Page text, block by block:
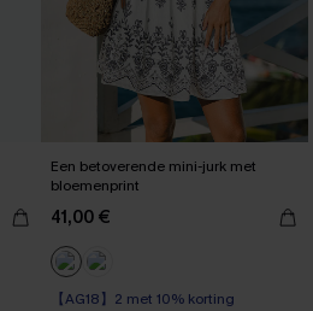
Een betoverende mini-jurk met
bloemenprint
41,00 €
【AG18】2 met 10% korting